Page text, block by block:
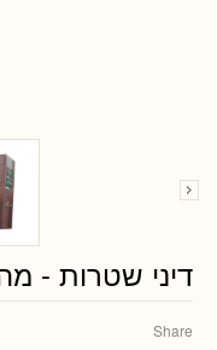
דיני שטרות - מהדורה 5
Share